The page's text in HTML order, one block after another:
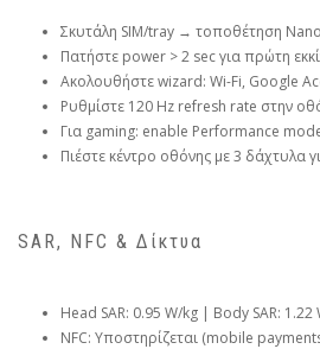
Σκυτάλη SIM/tray → τοποθέτηση
Πατήστε power > 2 sec για πρώτη
Ακολουθήστε wizard: Wi-Fi, Google
Ρυθμίστε 120 Hz refresh rate στην
Για gaming: enable Performance
Πιέστε κέντρο οθόνης με 3 δάχτυλα
SAR, NFC & Δίκτυα
Head SAR: 0.95 W/kg | Body SAR:
NFC: Υποστηρίζεται (mobile